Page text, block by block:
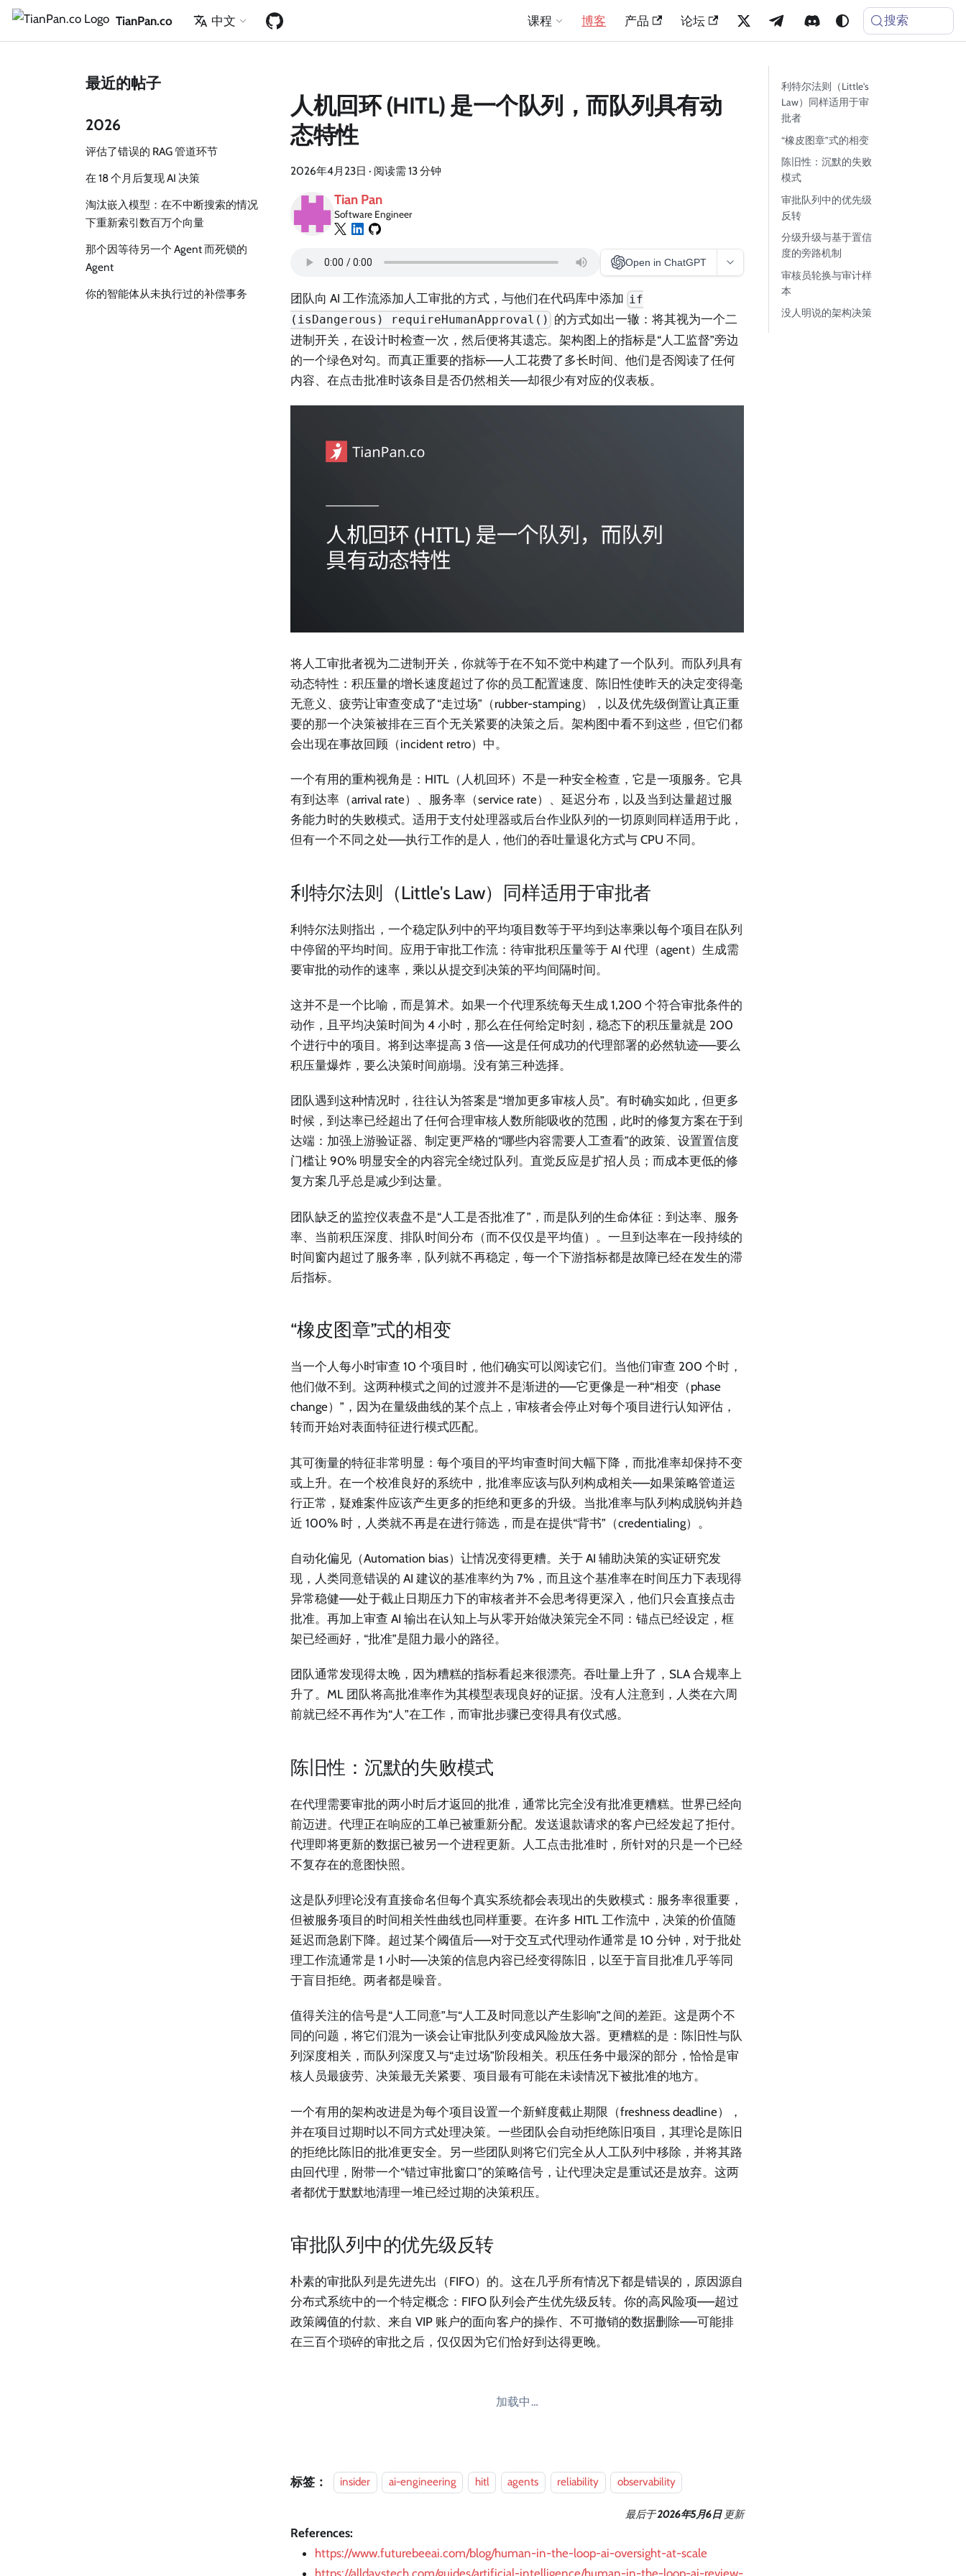
TianPan.co 中文 课程 博客 产品 论坛 搜索
最近的帖子
2026
评估了错误的 RAG 管道环节
在 18 个月后复现 AI 决策
淘汰嵌入模型：在不中断搜索的情况
下重新索引数百万个向量
那个因等待另一个 Agent 而死锁的
Agent
你的智能体从未执行过的补偿事务
人机回环 (HITL) 是一个队列，而队列具有动
态特性
2026年4月23日 · 阅读需 13 分钟
Tian Pan
Software Engineer
Open in ChatGPT
团队向 AI 工作流添加人工审批的方式，与他们在代码库中添加 if
(isDangerous) requireHumanApproval() 的方式如出一辙：将其视为一个二
进制开关，在设计时检查一次，然后便将其遗忘。架构图上的指标是“人工监督”旁边
的一个绿色对勾。而真正重要的指标——人工花费了多长时间、他们是否阅读了任何
内容、在点击批准时该条目是否仍然相关——却很少有对应的仪表板。
将人工审批者视为二进制开关，你就等于在不知不觉中构建了一个队列。而队列具有
动态特性：积压量的增长速度超过了你的员工配置速度、陈旧性使昨天的决定变得毫
无意义、疲劳让审查变成了“走过场”（rubber-stamping），以及优先级倒置让真正重
要的那一个决策被排在三百个无关紧要的决策之后。架构图中看不到这些，但它们都
会出现在事故回顾（incident retro）中。
一个有用的重构视角是：HITL（人机回环）不是一种安全检查，它是一项服务。它具
有到达率（arrival rate）、服务率（service rate）、延迟分布，以及当到达量超过服
务能力时的失败模式。适用于支付处理器或后台作业队列的一切原则同样适用于此，
但有一个不同之处——执行工作的是人，他们的吞吐量退化方式与 CPU 不同。
利特尔法则（Little's Law）同样适用于审批者
利特尔法则指出，一个稳定队列中的平均项目数等于平均到达率乘以每个项目在队列
中停留的平均时间。应用于审批工作流：待审批积压量等于 AI 代理（agent）生成需
要审批的动作的速率，乘以从提交到决策的平均间隔时间。
这并不是一个比喻，而是算术。如果一个代理系统每天生成 1,200 个符合审批条件的
动作，且平均决策时间为 4 小时，那么在任何给定时刻，稳态下的积压量就是 200
个进行中的项目。将到达率提高 3 倍——这是任何成功的代理部署的必然轨迹——要么
积压量爆炸，要么决策时间崩塌。没有第三种选择。
团队遇到这种情况时，往往认为答案是“增加更多审核人员”。有时确实如此，但更多
时候，到达率已经超出了任何合理审核人数所能吸收的范围，此时的修复方案在于到
达端：加强上游验证器、制定更严格的“哪些内容需要人工查看”的政策、设置置信度
门槛让 90% 明显安全的内容完全绕过队列。直觉反应是扩招人员；而成本更低的修
复方案几乎总是减少到达量。
团队缺乏的监控仪表盘不是“人工是否批准了”，而是队列的生命体征：到达率、服务
率、当前积压深度、排队时间分布（而不仅仅是平均值）。一旦到达率在一段持续的
时间窗内超过了服务率，队列就不再稳定，每一个下游指标都是故障已经在发生的滞
后指标。
“橡皮图章”式的相变
当一个人每小时审查 10 个项目时，他们确实可以阅读它们。当他们审查 200 个时，
他们做不到。这两种模式之间的过渡并不是渐进的——它更像是一种“相变（phase
change）”，因为在量级曲线的某个点上，审核者会停止对每个项目进行认知评估，
转而开始对表面特征进行模式匹配。
其可衡量的特征非常明显：每个项目的平均审查时间大幅下降，而批准率却保持不变
或上升。在一个校准良好的系统中，批准率应该与队列构成相关——如果策略管道运
行正常，疑难案件应该产生更多的拒绝和更多的升级。当批准率与队列构成脱钩并趋
近 100% 时，人类就不再是在进行筛选，而是在提供“背书”（credentialing）。
自动化偏见（Automation bias）让情况变得更糟。关于 AI 辅助决策的实证研究发
现，人类同意错误的 AI 建议的基准率约为 7%，而且这个基准率在时间压力下表现得
异常稳健——处于截止日期压力下的审核者并不会思考得更深入，他们只会直接点击
批准。再加上审查 AI 输出在认知上与从零开始做决策完全不同：锚点已经设定，框
架已经画好，“批准”是阻力最小的路径。
团队通常发现得太晚，因为糟糕的指标看起来很漂亮。吞吐量上升了，SLA 合规率上
升了。ML 团队将高批准率作为其模型表现良好的证据。没有人注意到，人类在六周
前就已经不再作为“人”在工作，而审批步骤已变得具有仪式感。
陈旧性：沉默的失败模式
在代理需要审批的两小时后才返回的批准，通常比完全没有批准更糟糕。世界已经向
前迈进。代理正在响应的工单已被重新分配。发送退款请求的客户已经发起了拒付。
代理即将更新的数据已被另一个进程更新。人工点击批准时，所针对的只是一个已经
不复存在的意图快照。
这是队列理论没有直接命名但每个真实系统都会表现出的失败模式：服务率很重要，
但被服务项目的时间相关性曲线也同样重要。在许多 HITL 工作流中，决策的价值随
延迟而急剧下降。超过某个阈值后——对于交互式代理动作通常是 10 分钟，对于批处
理工作流通常是 1 小时——决策的信息内容已经变得陈旧，以至于盲目批准几乎等同
于盲目拒绝。两者都是噪音。
值得关注的信号是“人工同意”与“人工及时同意以产生影响”之间的差距。这是两个不
同的问题，将它们混为一谈会让审批队列变成风险放大器。更糟糕的是：陈旧性与队
列深度相关，而队列深度又与“走过场”阶段相关。积压任务中最深的部分，恰恰是审
核人员最疲劳、决策最无关紧要、项目最有可能在未读情况下被批准的地方。
一个有用的架构改进是为每个项目设置一个新鲜度截止期限（freshness deadline），
并在项目过期时以不同方式处理决策。一些团队会自动拒绝陈旧项目，其理论是陈旧
的拒绝比陈旧的批准更安全。另一些团队则将它们完全从人工队列中移除，并将其路
由回代理，附带一个“错过审批窗口”的策略信号，让代理决定是重试还是放弃。这两
者都优于默默地清理一堆已经过期的决策积压。
审批队列中的优先级反转
朴素的审批队列是先进先出（FIFO）的。这在几乎所有情况下都是错误的，原因源自
分布式系统中的一个特定概念：FIFO 队列会产生优先级反转。你的高风险项——超过
政策阈值的付款、来自 VIP 账户的面向客户的操作、不可撤销的数据删除——可能排
在三百个琐碎的审批之后，仅仅因为它们恰好到达得更晚。
加载中…
标签： insider ai-engineering hitl agents reliability observability
最后于2026年5月6日 更新
References:
https://www.futurebeeai.com/blog/human-in-the-loop-ai-oversight-at-scale
https://alldaystech.com/guides/artificial-intelligence/human-in-the-loop-ai-review-
利特尔法则（Little's
Law）同样适用于审
批者
“橡皮图章”式的相变
陈旧性：沉默的失败
模式
审批队列中的优先级
反转
分级升级与基于置信
度的旁路机制
审核员轮换与审计样
本
没人明说的架构决策